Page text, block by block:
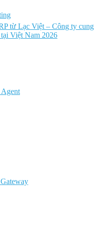
từ Lạc Việt – Công ty cung
Việt Nam 2026